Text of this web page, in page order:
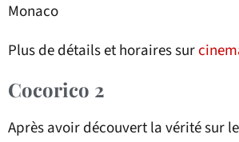
Monaco
Plus de détails et horaires sur
Cocorico 2
Après avoir découvert la vérité sur